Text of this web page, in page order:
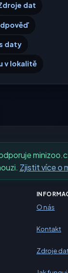
dat
daty
v lokalitě
Zjistit více o
O nás
Kontakt
Zdroje